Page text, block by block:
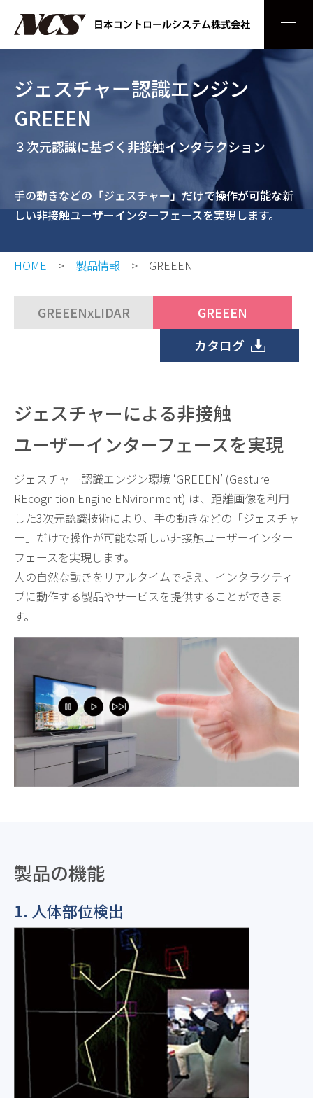
ジェスチャー認識エンジン
GREEEN
３次元認識に基づく非接触インタラクション
手の動きなどの「ジェスチャー」だけで操作が可能な新
しい非接触ユーザーインターフェースを実現します。
HOME 製品情報 GREEEN
GREEENxLIDAR
GREEEN
カタログ
ジェスチャーによる非接触
ユーザーインターフェースを実現
ジェスチャー認識エンジン環境 ‘GREEEN’ (Gesture
REcognition Engine ENvironment) は、距離画像を利用
した3次元認識技術により、手の動きなどの「ジェスチャ
ー」だけで操作が可能な新しい非接触ユーザーインター
フェースを実現します。
人の自然な動きをリアルタイムで捉え、インタラクティ
ブに動作する製品やサービスを提供することができま
す。
製品の機能
1. 人体部位検出